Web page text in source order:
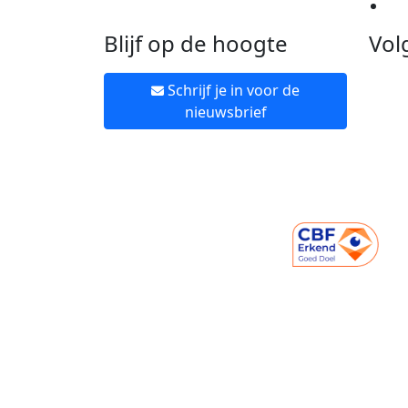
Blijf op de hoogte
Schrijf je in voor de
nieuwsbrief